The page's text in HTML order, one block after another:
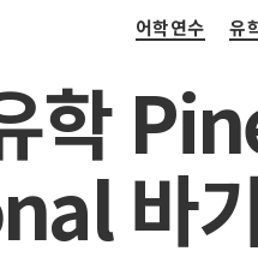
어학연수 유
학
바